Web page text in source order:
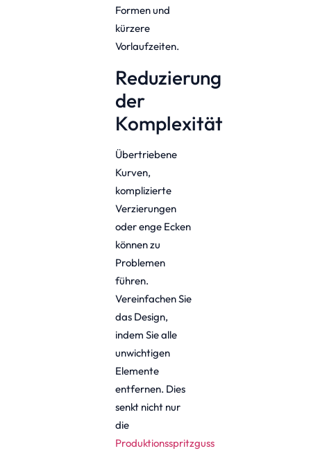
Formen und
kürzere
Vorlaufzeiten.
Reduzierung
der
Komplexität
Übertriebene
Kurven,
komplizierte
Verzierungen
oder enge Ecken
können zu
Problemen
führen.
Vereinfachen Sie
das Design,
indem Sie alle
unwichtigen
Elemente
entfernen. Dies
senkt nicht nur
die
Produktionsspritzguss